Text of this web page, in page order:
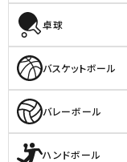
卓球
バスケットボール
バレーボール
ハンドボール